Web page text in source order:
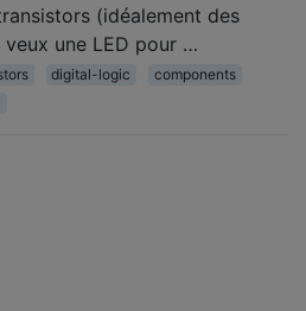
(idéalement des
veux une LED pour …
digital-logic
components